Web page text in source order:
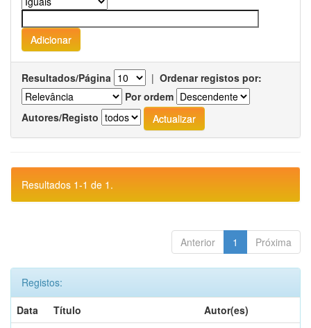
Resultados/Página | Ordenar registos por:
Por ordem
Autores/Registo
Resultados 1-1 de 1.
Anterior 1 Próxima
Registos:
Data
Título
Autor(es)